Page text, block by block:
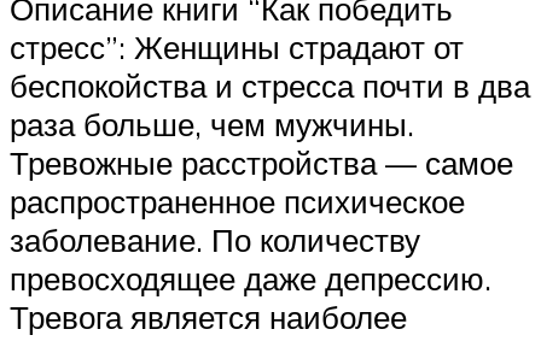
Описание книги “Как победить
стресс”: Женщины страдают от
беспокойства и стресса почти в два
раза больше, чем мужчины.
Тревожные расстройства — самое
распространенное психическое
заболевание. По количеству
превосходящее даже депрессию.
Тревога является наиболее